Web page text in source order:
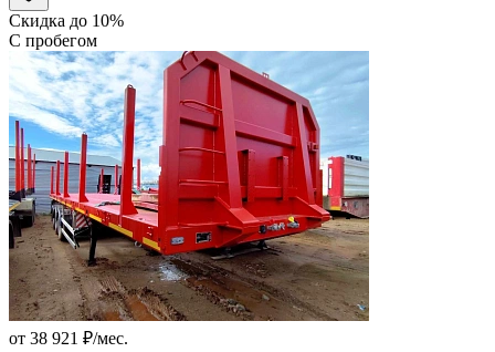
Скидка до 10%
С пробегом
от 38 921 ₽/мес.